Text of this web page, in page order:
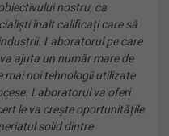
nostru, ca
înalt calificați care să
Laboratorul pe care
ajuta un număr mare de
mai noi tehnologii utilizate
Laboratorul va oferi
le va crește oportunitățile
solid dintre